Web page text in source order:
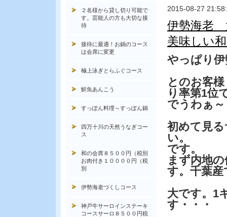
2015-08-27
伊勢海老
美味しい
やっぱり
とのお客
り率第1位
でうわぁ～
初めて見
い。
です。
まず内地
す。千葉
大です。1
す・・・
２名様から貸し切り可能で
す。芸能人の方も大切な接
待
接待に最適！お鍋のコース
は会席に変更
極上泳ぎとらふぐコース
鮮魚あんこう
すっぽん料理～すっぽん鍋
四万十川の天然うなぎコー
ス
和の会席８５００円（税別
お肉付き１００００円（税
別
伊勢海老づくしコース
神戸牛サーロインステーキ
コースサーロ８５００円税